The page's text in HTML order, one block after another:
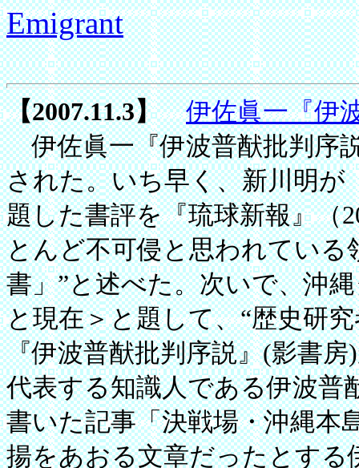
Emigrant
【2007.11.3】
伊佐眞一『伊
伊佐眞一『伊波普猷批判序
された。いち早く、新川明が
題した書評を『琉球新報』（
とんど不可侵と思われている
書」”と述べた。次いで、沖
と現在＞と題して、“歴史研
『伊波普猷批判序説』(影書
代表する知識人である伊波普
書いた記事「決戦場・沖縄本
揚をあおる文章だったとす